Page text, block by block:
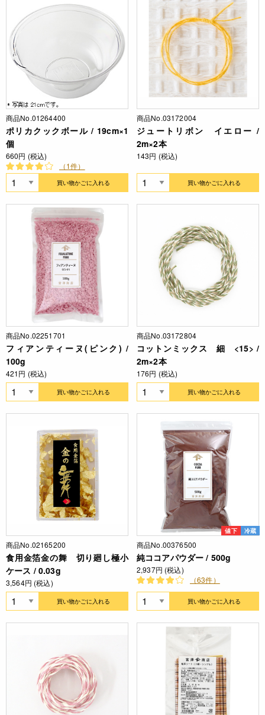
商品No.01264400
ポリカクックボール / 19cm×1
個
660円 (税込)
（1件）
買い物かごに入れる
商品No.03172004
ジュートリボン イエロー /
2m×2本
143円 (税込)
買い物かごに入れる
商品No.02251701
フィアンティーヌ(ピンク) /
100g
421円 (税込)
買い物かごに入れる
商品No.03172804
コットンミックス 細 <15> /
2m×2本
176円 (税込)
買い物かごに入れる
商品No.02165200
食用金箔金の舞 切り廻し極小
ケース / 0.03g
3,564円 (税込)
買い物かごに入れる
値下 冷蔵
商品No.00376500
純ココアパウダー / 500g
2,937円 (税込)
（63件）
買い物かごに入れる